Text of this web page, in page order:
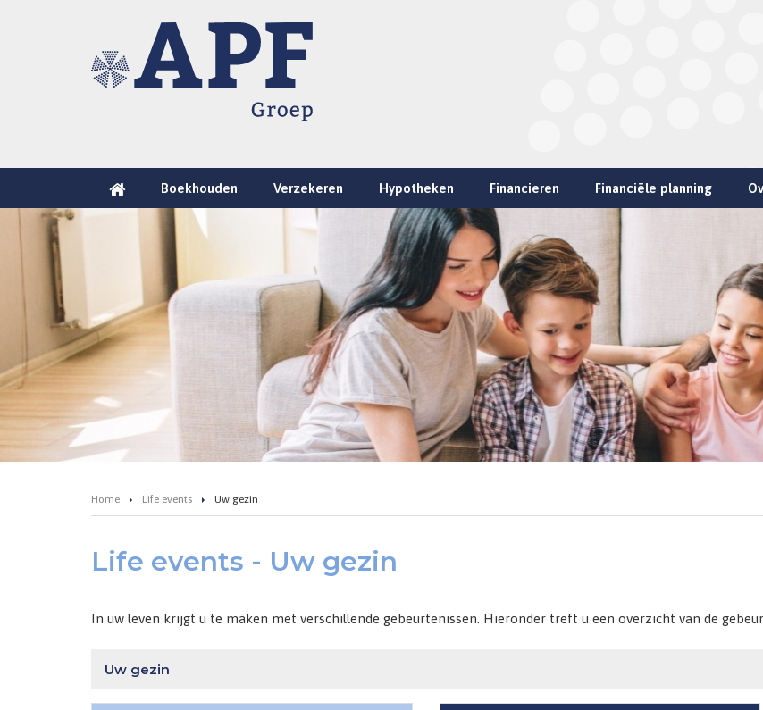
Boekhouden Verzekeren Hypotheken Financieren Financiële planning
Home Life events Uw gezin
Life events - Uw gezin
In uw leven krijgt u te maken met verschillende gebeurtenissen. Hieronder treft u een overzicht van de
Uw gezin